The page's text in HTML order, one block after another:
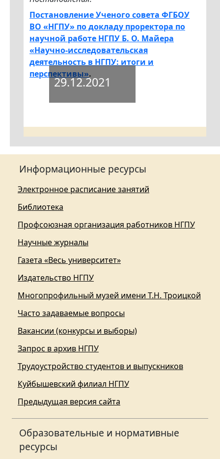
Постановление Ученого совета ФГБОУ
ВО «НГПУ» по докладу проректора по
научной работе НГПУ Б. О. Майера
«Научно-исследовательская
деятельность в НГПУ: итоги и
перспективы».
29.12.2021
Информационные ресурсы
Электронное расписание занятий
Библиотека
Профсоюзная организация работников НГПУ
Научные журналы
Газета «Весь университет»
Издательство НГПУ
Многопрофильный музей имени Т.Н. Троицкой
Часто задаваемые вопросы
Вакансии (конкурсы и выборы)
Запрос в архив НГПУ
Трудоустройство студентов и выпускников
Куйбышевский филиал НГПУ
Предыдущая версия сайта
Образовательные и нормативные
ресурсы